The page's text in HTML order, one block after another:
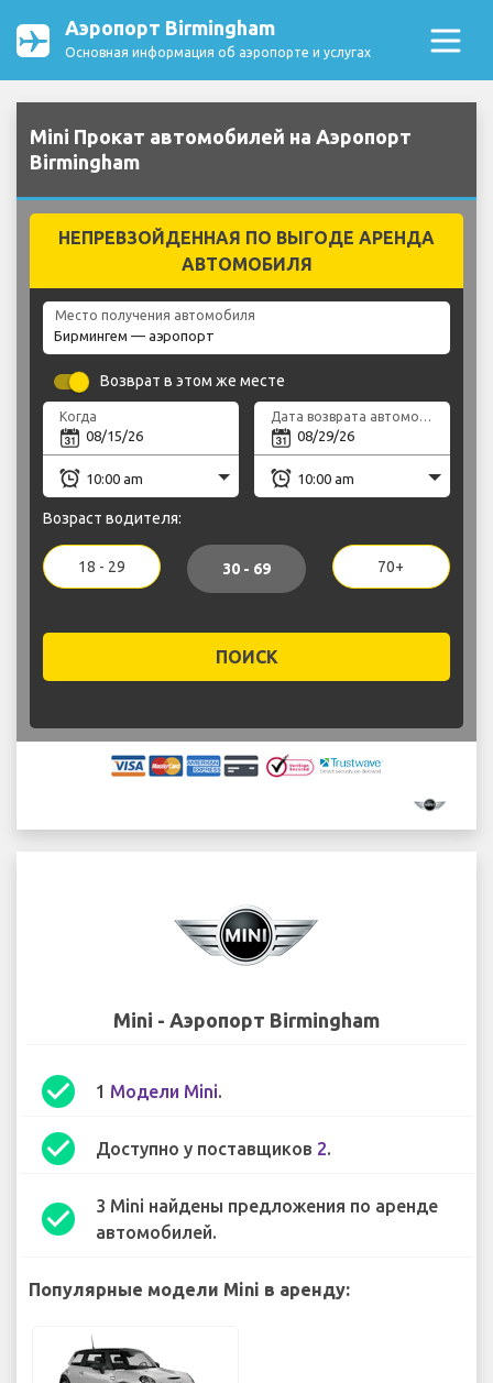
Аэропорт Birmingham
Основная информация об аэропорте и услугах
Mini Прокат автомобилей на Аэропорт
Birmingham
НЕПРЕВЗОЙДЕННАЯ ПО ВЫГОДЕ АРЕНДА
АВТОМОБИЛЯ
Место получения автомобиля
Возврат в этом же месте
Когда Дата возврата автомобиля
Возраст водителя:
18 - 29 30 - 69 70+
ПОИСК
Mini - Аэропорт Birmingham
check_circle 1 Модели Mini.
check_circle Доступно у поставщиков 2.
check_circle
3 Mini найдены предложения по аренде
автомобилей.
Популярные модели Mini в аренду: